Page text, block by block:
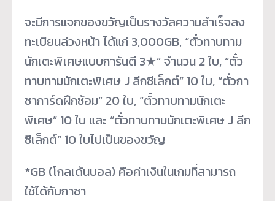
จะมีการแจกของขวัญเป็นรางวัลความสำเร็จลง
ทะเบียนล่วงหน้า ได้แก่ 3,000GB, “ตั๋วทาบทาม
นักเตะพิเศษแบบการันตี 3★” จำนวน 2 ใบ, “ตั๋ว
ทาบทามนักเตะพิเศษ J ลีกซีเล็กต์” 10 ใบ, “ตั๋วกา
ชาการ์ดฝึกซ้อม” 20 ใบ, “ตั๋วทาบทามนักเตะ
พิเศษ” 10 ใบ และ “ตั๋วทาบทามนักเตะพิเศษ J ลีก
ซีเล็กต์” 10 ใบไปเป็นของขวัญ
*GB (โกลเด้นบอล) คือค่าเงินในเกมที่สามารถ
ใช้ได้กับกาชา